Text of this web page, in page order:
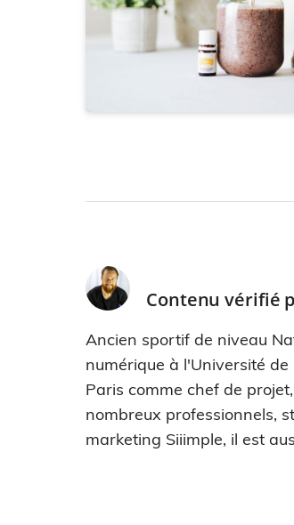
Contenu vérifié
Ancien sportif de niveau
numérique à l'Université
Paris comme chef de
nombreux professionnels,
marketing Siiimple, il est